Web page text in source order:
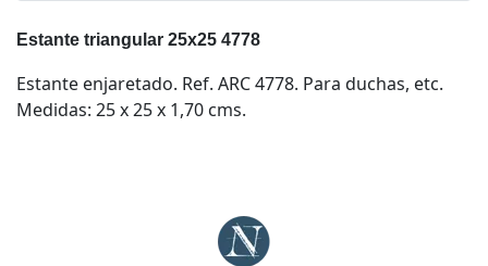
Estante triangular 25x25 4778
Estante enjaretado. Ref. ARC 4778. Para duchas, etc.
Medidas: 25 x 25 x 1,70 cms.